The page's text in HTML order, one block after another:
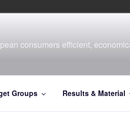
consumers efficient,
Groups Results & Material